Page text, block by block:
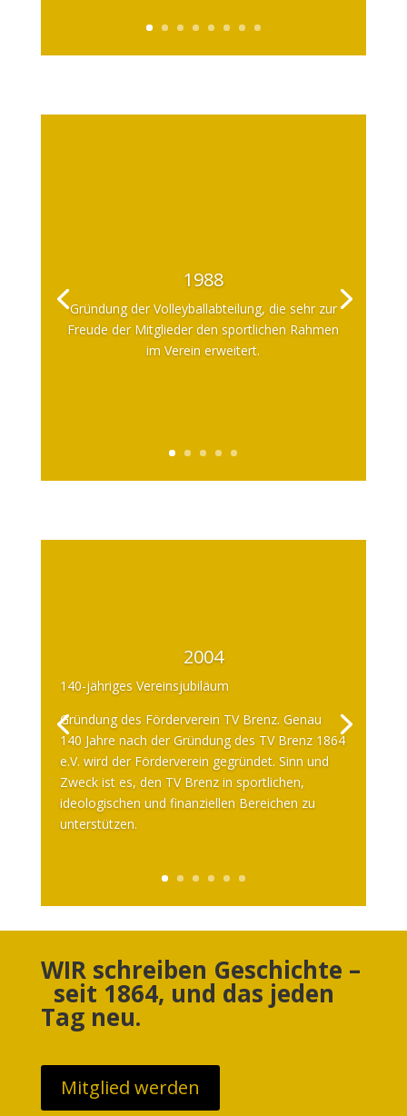
1988
Gründung der Volleyballabteilung, die sehr zur
Freude der Mitglieder den sportlichen Rahmen
im Verein erweitert.
2004
140-jähriges Vereinsjubiläum
Gründung des Förderverein TV Brenz. Genau
140 Jahre nach der Gründung des TV Brenz 1864
e.V. wird der Förderverein gegründet. Sinn und
Zweck ist es, den TV Brenz in sportlichen,
ideologischen und finanziellen Bereichen zu
unterstützen.
WIR schreiben Geschichte –
seit 1864, und das jeden
Tag neu.
Mitglied werden